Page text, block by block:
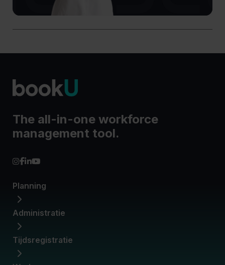
The all-in-one workforce
management tool.
Planning
Werkroosters
Beschikbaarheden
Administratie
Contracten
Dimona-aangiftes
Tijdsregistratie